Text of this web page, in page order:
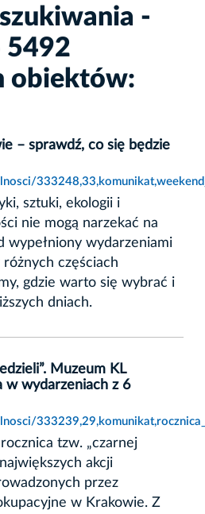
-
5492
obiektów:
– sprawdź, co się będzie
sztuki, ekologii i
nie mogą narzekać na
wypełniony wydarzeniami
częściach
gdzie warto się wybrać i
dniach.
Muzeum KL
w wydarzeniach z 6
tzw. „czarnej
akcji
przez
w Krakowie. Z